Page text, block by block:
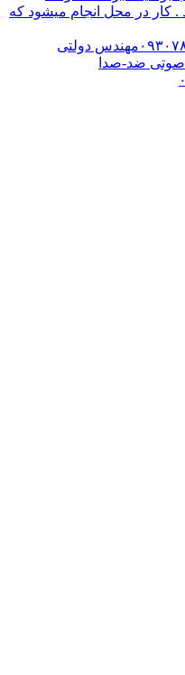
کار در محل انجام میشود که
صوتی ضد-صدا